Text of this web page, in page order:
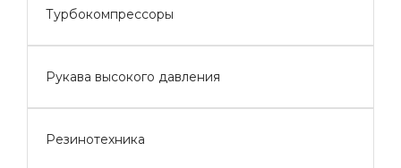
Турбокомпрессоры
Рукава высокого давления
Резинотехника